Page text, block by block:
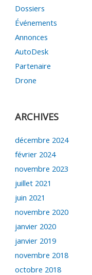
Dossiers
Événements
Annonces
AutoDesk
Partenaire
Drone
ARCHIVES
décembre 2024
février 2024
novembre 2023
juillet 2021
juin 2021
novembre 2020
janvier 2020
janvier 2019
novembre 2018
octobre 2018